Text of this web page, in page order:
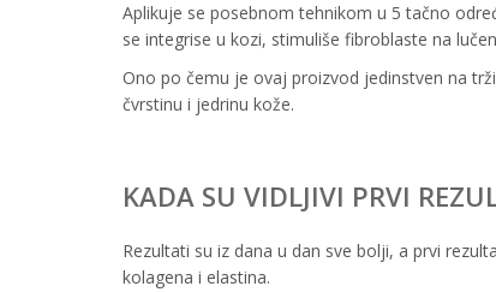
Aplikuje se posebnom tehnikom u 5 tačno
se integrise u kozi, stimuliše fibroblaste na
Ono po čemu je ovaj proizvod jedinstven na
čvrstinu i jedrinu kože.
KADA SU VIDLJIVI PRVI
Rezultati su iz dana u dan sve bolji, a prvi
kolagena i elastina.